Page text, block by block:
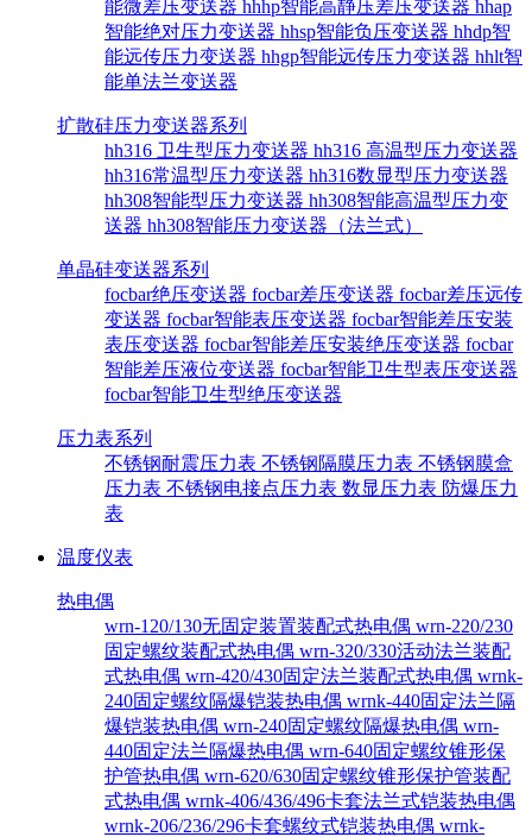
能微差压变送器 hhhp智能高静压差压变送器 hhap
智能绝对压力变送器 hhsp智能负压变送器 hhdp智
能远传压力变送器 hhgp智能远传压力变送器 hhlt智
能单法兰变送器
扩散硅压力变送器系列
hh316 卫生型压力变送器 hh316 高温型压力变送器
hh316常温型压力变送器 hh316数显型压力变送器
hh308智能型压力变送器 hh308智能高温型压力变
送器 hh308智能压力变送器（法兰式）
单晶硅变送器系列
focbar绝压变送器 focbar差压变送器 focbar差压远传
变送器 focbar智能表压变送器 focbar智能差压安装
表压变送器 focbar智能差压安装绝压变送器 focbar
智能差压液位变送器 focbar智能卫生型表压变送器
focbar智能卫生型绝压变送器
压力表系列
不锈钢耐震压力表 不锈钢隔膜压力表 不锈钢膜盒
压力表 不锈钢电接点压力表 数显压力表 防爆压力
表
温度仪表
热电偶
wrn-120/130无固定装置装配式热电偶 wrn-220/230
固定螺纹装配式热电偶 wrn-320/330活动法兰装配
式热电偶 wrn-420/430固定法兰装配式热电偶 wrnk-
240固定螺纹隔爆铠装热电偶 wrnk-440固定法兰隔
爆铠装热电偶 wrn-240固定螺纹隔爆热电偶 wrn-
440固定法兰隔爆热电偶 wrn-640固定螺纹锥形保
护管热电偶 wrn-620/630固定螺纹锥形保护管装配
式热电偶 wrnk-406/436/496卡套法兰式铠装热电偶
wrnk-206/236/296卡套螺纹式铠装热电偶 wrnk-